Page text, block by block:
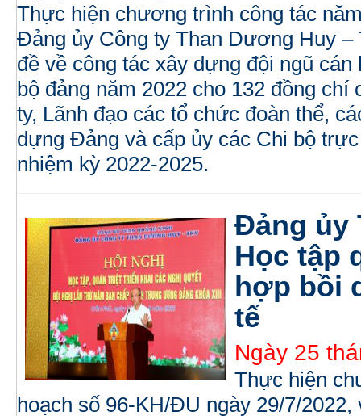
Thực hiện chương trình công tác
Đảng ủy Công ty Than Dương Huy
đề về công tác xây dựng đội ngũ
bộ đảng năm 2022 cho 132 đồng
ty, Lãnh đạo các tổ chức đoàn thể,
dựng Đảng và cấp ủy các Chi bộ
nhiệm kỳ 2022-2025.
Đảng ủy
Học tập
hợp bồi
tế
Ngày 25
Thực hiện
hoạch số 96-KH/ĐU ngày 29/7/